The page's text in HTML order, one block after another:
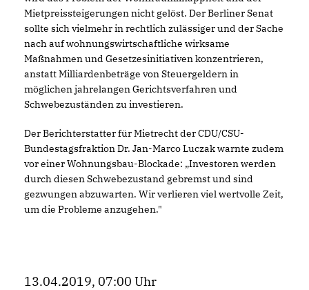
Mietpreissteigerungen nicht gelöst. Der Berliner Senat
sollte sich vielmehr in rechtlich zulässiger und der Sache
nach auf wohnungswirtschaftliche wirksame
Maßnahmen und Gesetzesinitiativen konzentrieren,
anstatt Milliardenbeträge von Steuergeldern in
möglichen jahrelangen Gerichtsverfahren und
Schwebezuständen zu investieren.
Der Berichterstatter für Mietrecht der CDU/CSU-
Bundestagsfraktion Dr. Jan-Marco Luczak warnte zudem
vor einer Wohnungsbau-Blockade: „Investoren werden
durch diesen Schwebezustand gebremst und sind
gezwungen abzuwarten. Wir verlieren viel wertvolle Zeit,
um die Probleme anzugehen."
13.04.2019, 07:00 Uhr